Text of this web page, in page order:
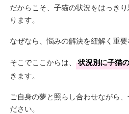
だからこそ、子猫の状況をはっき
ります。
なぜなら、悩みの解決を紐解く重要
そこでここからは、 状況別に子猫
きます。
ご自身の夢と照らし合わせながら
ださい。